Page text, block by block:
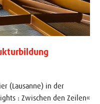
(Lausanne) in der
: Zwischen den Zeilen«